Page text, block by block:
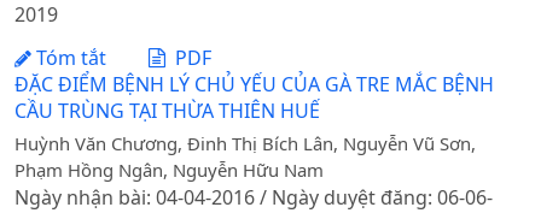
2019
Tóm tắt
PDF
ĐẶC ĐIỂM BỆNH LÝ CHỦ YẾU CỦA GÀ TRE MẮC BỆNH
CẦU TRÙNG TẠI THỪA THIÊN HUẾ
Huỳnh Văn Chương, Đinh Thị Bích Lân, Nguyễn Vũ Sơn,
Phạm Hồng Ngân, Nguyễn Hữu Nam
Ngày nhận bài: 04-04-2016 / Ngày duyệt đăng: 06-06-